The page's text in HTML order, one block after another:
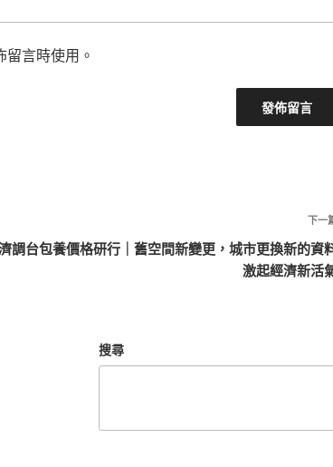
言時使用。
下一
調台包養價格研行｜舊空間新變更，城市更換新的資
激起經濟新活
搜尋